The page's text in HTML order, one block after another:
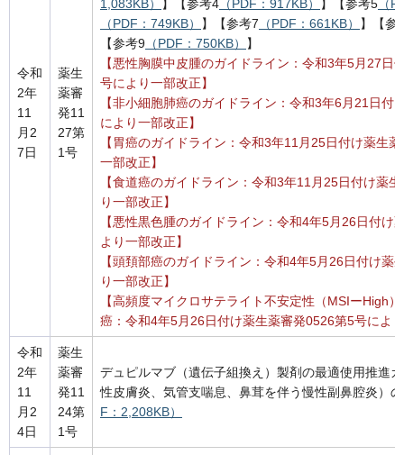
令和
2年
11
月2
7日
薬生
薬審
発11
27第
1号
1,083KB）
】【参考4 （PDF：917KB） 】【参考5 （
（PDF：749KB）
】【参考7 （PDF：661KB）
】【参
【参考9 （PDF：750KB）
】
【悪性胸膜中皮腫のガイドライン：令和3年5月27日
号により一部改正】
【非小細胞肺癌のガイドライン：令和3年6月21日付
により一部改正】
【胃癌のガイドライン：令和3年11月25日付け薬生
一部改正】
【食道癌のガイドライン：令和3年11月25日付け薬
り一部改正】
【悪性黒色腫のガイドライン：令和4年5月26日付け
より一部改正】
【頭頚部癌のガイドライン：令和4年5月26日付け薬
り一部改正】
【高頻度マイクロサテライト不安定性（MSIーHigh
癌：令和4年5月26日付け薬生薬審発0526第5号によ
令和
2年
11
月2
4日
薬生
薬審
発11
24第
1号
デュピルマブ（遺伝子組換え）製剤の最適使用推進
性皮膚炎、気管支喘息、鼻茸を伴う慢性副鼻腔炎）
F：2,208KB）